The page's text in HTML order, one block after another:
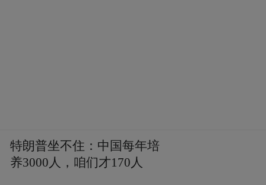
特朗普坐不住：中国每年培
养3000人，咱们才170人